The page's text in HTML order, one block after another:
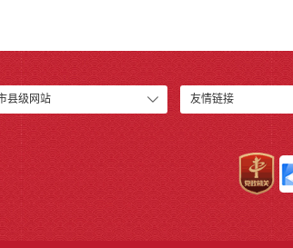
县级网站 友情链接